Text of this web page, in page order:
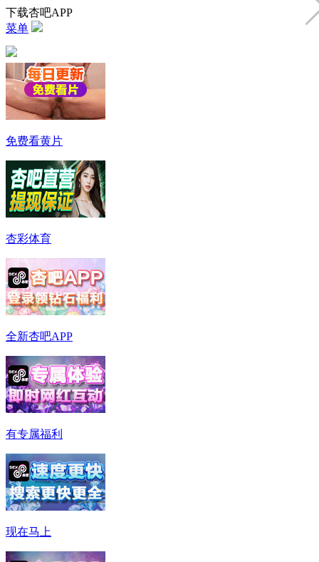
下载杏吧APP
菜单
免费看黄片
杏彩体育
全新杏吧APP
有专属福利
现在马上